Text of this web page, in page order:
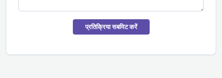
प्रतिक्रिया सबमिट करें